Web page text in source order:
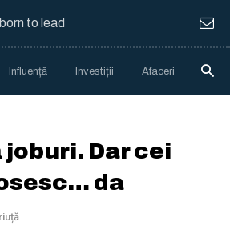
born to lead
Influență Investiții Afaceri
joburi. Dar cei
da